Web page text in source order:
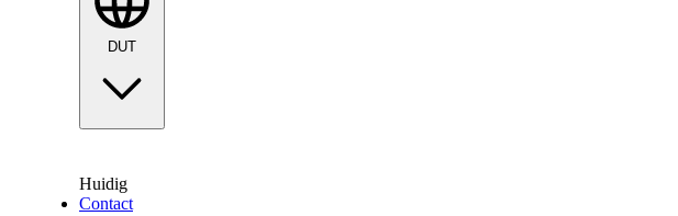
DUT
Huidig
Contact